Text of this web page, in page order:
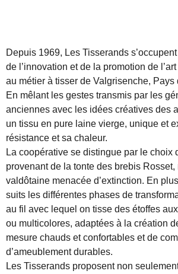
Depuis 1969, Les Tisserands
de l’innovation et de la promotion de
au métier à tisser de Valgrisenche, Pays
En mêlant les gestes transmis par les
anciennes avec les idées créatives des
un tissu en pure laine vierge, unique et
résistance et sa chaleur.
La coopérative se distingue par le choix
provenant de la tonte des brebis
valdôtaine menacée d’extinction. En
suits les différentes phases de
au fil avec lequel on tisse des étoffes
ou multicolores, adaptées à la création
mesure chauds et confortables et de
d’ameublement durables.
Les Tisserands proposent non